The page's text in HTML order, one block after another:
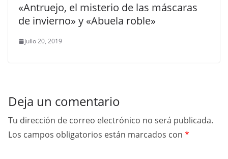
«Antruejo, el misterio de las máscaras
de invierno» y «Abuela roble»
julio 20, 2019
Deja un comentario
Tu dirección de correo electrónico no será publicada.
Los campos obligatorios están marcados con *